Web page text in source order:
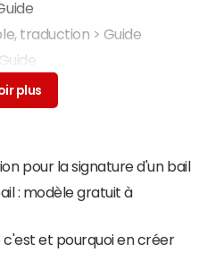
traduction > Guide
pour la signature d'un bail
: modèle gratuit à
c'est et pourquoi en créer